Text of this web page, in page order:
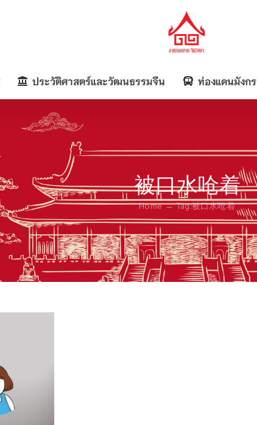
ประวัติศาสตร์และวัฒนธรรมจีน ท่องแดนมังกร
被口水呛着
Home Tag:被口水呛着